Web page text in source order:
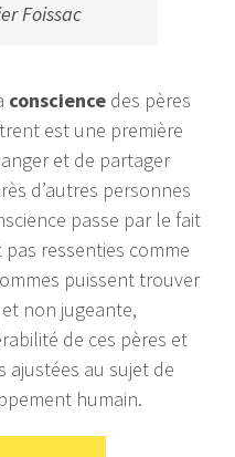
Foissac
conscience des pères
est une première
et de partager
d’autres personnes
passe par le fait
ressenties comme
puissent trouver
non jugeante,
de ces pères et
ajustées au sujet de
humain.